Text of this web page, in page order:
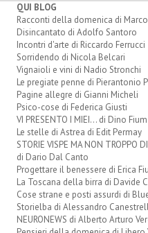
QUI BLOG
Racconti della domenica di
Disincantato di Adolfo Santoro
Incontri d'arte di Riccardo Ferrucci
Sorridendo di Nicola Belcari
Vignaioli e vini di Nadio Stronchi
Le pregiate penne di Pierantonio
Pagine allegre di Gianni Micheli
Psico-cose di Federica Giusti
VI PRESENTO I MIEI... di Dino
Le stelle di Astrea di Edit Permay
STORIE VISPE MA NON TROPPO
di Dario Dal Canto
Progettare il benessere di Erica
La Toscana della birra di Davide
Cose strane e posti assurdi di
Storielba di Alessandro
NEURONEWS di Alberto Arturo